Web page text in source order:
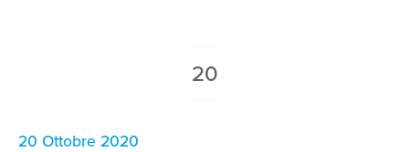
20
20 Ottobre 2020